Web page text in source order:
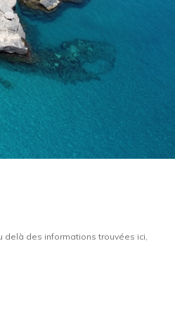
des informations trouvées ici,